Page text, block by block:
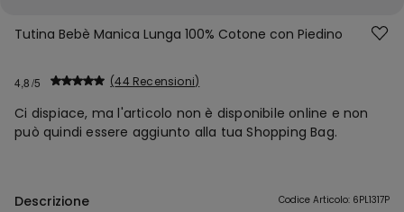
Tutina Bebè Manica Lunga 100% Cotone con Piedino
4,8 44 Recensioni
Ci dispiace, ma l'articolo non è disponibile online e non
può quindi essere aggiunto alla tua Shopping Bag.
Descrizione Codice Articolo: 6PL1317P